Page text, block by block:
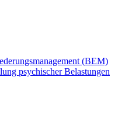
(BEM)
psychischer Belastungen